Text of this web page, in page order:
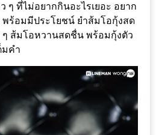
ว ๆ ที่ไม่อยากกินอะไรเยอะ อยาก
ร้อมมีประโยชน์ ยำส้มโอกุ้งสด
ๆ ส้มโอหวานสดชื่น พร้อมกุ้งตัว
มคำ